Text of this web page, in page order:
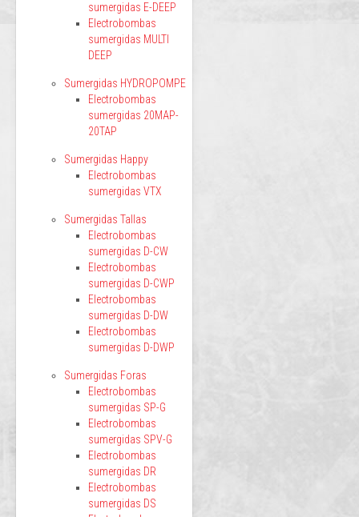
sumergidas E-DEEP
Electrobombas
sumergidas MULTI
DEEP
Sumergidas HYDROPOMPE
Electrobombas
sumergidas 20MAP-
20TAP
Sumergidas Happy
Electrobombas
sumergidas VTX
Sumergidas Tallas
Electrobombas
sumergidas D-CW
Electrobombas
sumergidas D-CWP
Electrobombas
sumergidas D-DW
Electrobombas
sumergidas D-DWP
Sumergidas Foras
Electrobombas
sumergidas SP-G
Electrobombas
sumergidas SPV-G
Electrobombas
sumergidas DR
Electrobombas
sumergidas DS